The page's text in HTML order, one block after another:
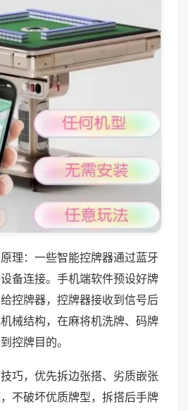
理：一些智能控牌器通过蓝牙
备连接。手机端软件预设好牌
控牌器，控牌器接收到信号后
械结构，在麻将机洗牌、码牌
控牌目的。
巧，优先拆边张搭、劣质嵌张
不破坏优质牌型，拆搭后手牌